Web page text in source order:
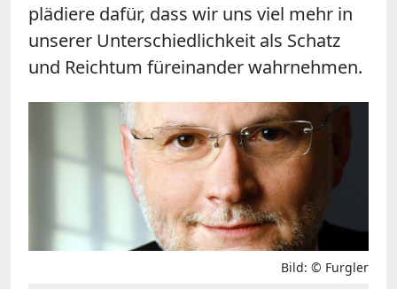
plädiere dafür, dass wir uns viel mehr in
unserer Unterschiedlichkeit als Schatz
und Reichtum füreinander wahrnehmen.
Bild: © Furgler